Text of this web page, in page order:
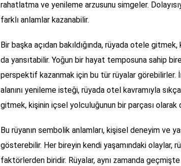
rahatlatma ve yenileme arzusunu simgeler.
farklı anlamlar kazanabilir.
Bir başka açıdan bakıldığında, rüyada otele
da yansıtabilir. Yoğun bir hayat temposuna sahip
perspektif kazanmak için bu tür rüyalar görebilirler.
alanını yenileme isteği, rüyada otel kavramıyla
gitmek, kişinin içsel yolculuğunun bir parçası olarak
Bu rüyanın sembolik anlamları, kişisel deneyim ve
gösterebilir. Her bireyin kendi yaşamındaki olaylar,
faktörlerden biridir. Rüyalar, aynı zamanda